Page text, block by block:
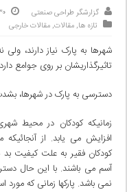
گزارشگر طراحی صنعتی
۳۰
تازه ها,مقالات,مقالات خارجی
شهرها به پارک نیاز دارند،
تاثیرگذاریشان بر روی جوامع
دسترسی به پارک در شهرها،
زمانیکه کودکان در محیط
افزایش می یابد. از
کودکان فقیر به علت کیفیت
آسم می باشند. با این حال
نمی باشد. پارکها زمانی که مورد